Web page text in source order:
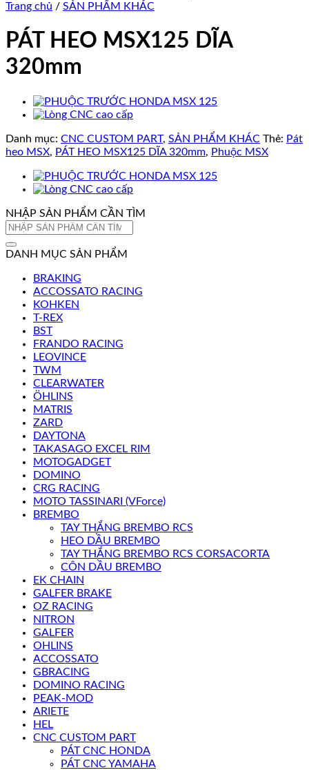
Trang chủ / SẢN PHẨM KHÁC
PÁT HEO MSX125 DĨA
320mm
Danh mục: CNC CUSTOM PART, SẢN PHẨM KHÁC Thẻ: Pát
heo MSX, PÁT HEO MSX125 DĨA 320mm, Phuộc MSX
NHẬP SẢN PHẨM CẦN TÌM
Tìm
DANH MỤC SẢN PHẨM
BRAKING
ACCOSSATO RACING
KOHKEN
T-REX
BST
FRANDO RACING
LEOVINCE
TWM
CLEARWATER
ÖHLINS
MATRIS
ZARD
DAYTONA
TAKASAGO EXCEL RIM
MOTOGADGET
DOMINO
CRG RACING
MOTO TASSINARI (VForce)
BREMBO
TAY THẮNG BREMBO RCS
HEO DẦU BREMBO
TAY THẮNG BREMBO RCS CORSACORTA
CÔN DẦU BREMBO
EK CHAIN
GALFER BRAKE
OZ RACING
NITRON
GALFER
OHLINS
ACCOSSATO
GBRACING
DOMINO RACING
PEAK-MOD
ARIETE
HEL
CNC CUSTOM PART
PÁT CNC HONDA
PÁT CNC YAMAHA